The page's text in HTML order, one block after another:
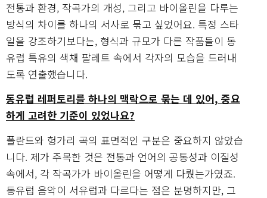
전통과 환경, 작곡가의 개성, 그리고 바이올린을 다루는
방식의 차이를 하나의 서사로 묶고 싶었어요. 특정 스타
일을 강조하기보다는, 형식과 규모가 다른 작품들이 동
유럽 특유의 색채 팔레트 속에서 각자의 모습을 드러내
도록 연출했습니다.
동유럽 레퍼토리를 하나의 맥락으로 묶는 데 있어, 중요
하게 고려한 기준이 있었나요?
폴란드와 헝가리 곡의 표면적인 구분은 중요하지 않았습
니다. 제가 주목한 것은 전통과 언어의 공통성과 이질성
속에서, 각 작곡가가 바이올린을 어떻게 다뤘는가였죠.
동유럽 음악이 서유럽과 다르다는 점은 분명하지만, 그